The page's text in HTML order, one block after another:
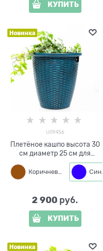
КУПИТЬ
Новинка
U09456
Плетёное кашпо высота 30
см диаметр 25 см для
комнатных растений и сада
U09456 полистоун
Коричневый Синий
2 900 руб.
КУПИТЬ
Новинка